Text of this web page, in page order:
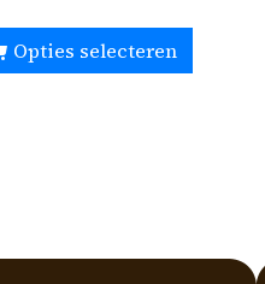
Opties selecteren